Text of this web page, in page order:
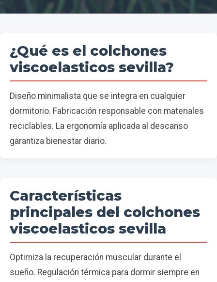
¿Qué es el colchones
viscoelasticos sevilla?
Diseño minimalista que se integra en cualquier
dormitorio. Fabricación responsable con materiales
reciclables. La ergonomía aplicada al descanso
garantiza bienestar diario.
Características
principales del colchones
viscoelasticos sevilla
Optimiza la recuperación muscular durante el
sueño. Regulación térmica para dormir siempre en